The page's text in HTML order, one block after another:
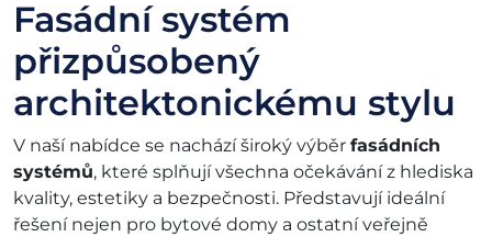
Fasádní systém
přizpůsobený
architektonickému stylu
V naší nabídce se nachází široký výběr fasádních
systémů, které splňují všechna očekávání z hlediska
kvality, estetiky a bezpečnosti. Představují ideální
řešení nejen pro bytové domy a ostatní veřejně